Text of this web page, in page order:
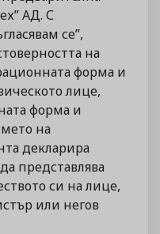
АД. С
се”,
на
форма и
лице,
форма и
на
декларира
представлява
си на лице,
или негов